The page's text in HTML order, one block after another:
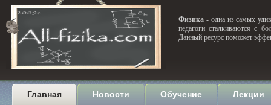
Физика - одна из самых
педагоги сталкиваются с
Данный ресурс поможет
Главная Новости Обучение Лекции